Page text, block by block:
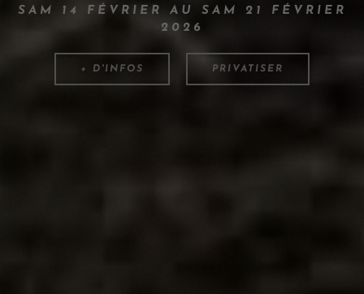
SAM 14 FÉVRIER AU SAM 21 FÉVRIER
2026
+ D'INFOS PRIVATISER